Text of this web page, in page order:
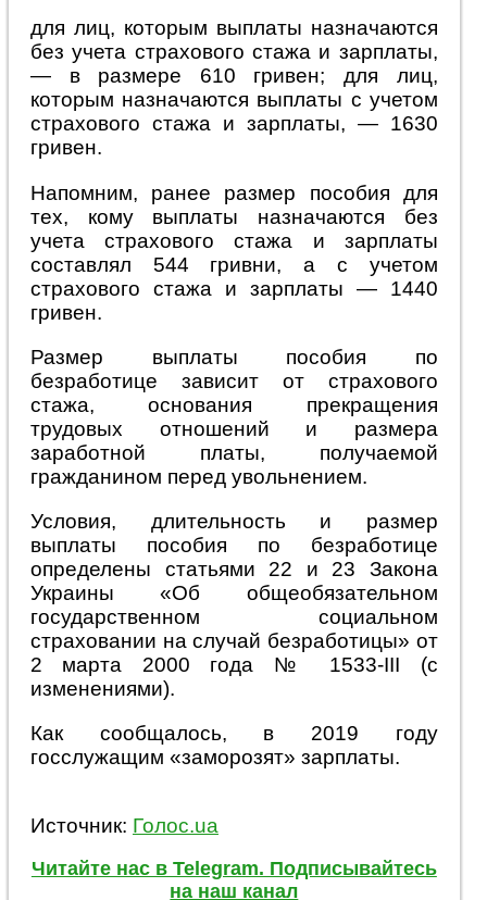
для лиц, которым выплаты назначаются
без учета страхового стажа и зарплаты,
— в размере 610 гривен; для лиц,
которым назначаются выплаты с учетом
страхового стажа и зарплаты, — 1630
гривен.
Напомним, ранее размер пособия для
тех, кому выплаты назначаются без
учета страхового стажа и зарплаты
составлял 544 гривни, а с учетом
страхового стажа и зарплаты — 1440
гривен.
Размер выплаты пособия по
безработице зависит от страхового
стажа, основания прекращения
трудовых отношений и размера
заработной платы, получаемой
гражданином перед увольнением.
Условия, длительность и размер
выплаты пособия по безработице
определены статьями 22 и 23 Закона
Украины «Об общеобязательном
государственном социальном
страховании на случай безработицы» от
2 марта 2000 года № 1533-III (с
изменениями).
Как сообщалось, в 2019 году
госслужащим «заморозят» зарплаты.
Источник: Голос.ua
Читайте нас в Telegram. Подписывайтесь
на наш канал